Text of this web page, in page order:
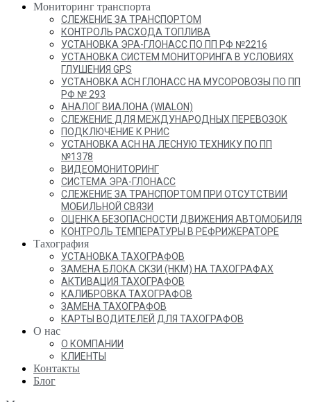
Мониторинг транспорта
СЛЕЖЕНИЕ ЗА ТРАНСПОРТОМ
КОНТРОЛЬ РАСХОДА ТОПЛИВА
УСТАНОВКА ЭРА-ГЛОНАСС ПО ПП РФ №2216
УСТАНОВКА СИСТЕМ МОНИТОРИНГА В УСЛОВИЯХ
ГЛУШЕНИЯ GPS
УСТАНОВКА АСН ГЛОНАСС НА МУСОРОВОЗЫ ПО ПП
РФ № 293
АНАЛОГ ВИАЛОНА (WIALON)
СЛЕЖЕНИЕ ДЛЯ МЕЖДУНАРОДНЫХ ПЕРЕВОЗОК
ПОДКЛЮЧЕНИЕ К РНИС
УСТАНОВКА АСН НА ЛЕСНУЮ ТЕХНИКУ ПО ПП
№1378
ВИДЕОМОНИТОРИНГ
СИСТЕМА ЭРА-ГЛОНАСС
СЛЕЖЕНИЕ ЗА ТРАНСПОРТОМ ПРИ ОТСУТСТВИИ
МОБИЛЬНОЙ СВЯЗИ
ОЦЕНКА БЕЗОПАСНОСТИ ДВИЖЕНИЯ АВТОМОБИЛЯ
КОНТРОЛЬ ТЕМПЕРАТУРЫ В РЕФРИЖЕРАТОРЕ
Тахография
УСТАНОВКА ТАХОГРАФОВ
ЗАМЕНА БЛОКА СКЗИ (НКМ) НА ТАХОГРАФАХ
АКТИВАЦИЯ ТАХОГРАФОВ
КАЛИБРОВКА ТАХОГРАФОВ
ЗАМЕНА ТАХОГРАФОВ
КАРТЫ ВОДИТЕЛЕЙ ДЛЯ ТАХОГРАФОВ
О нас
О КОМПАНИИ
КЛИЕНТЫ
Контакты
Блог